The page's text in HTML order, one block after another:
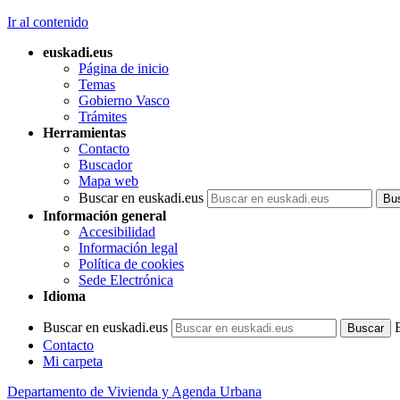
Ir al contenido
euskadi.eus
Página de inicio
Temas
Gobierno Vasco
Trámites
Herramientas
Contacto
Buscador
Mapa web
Buscar en euskadi.eus
Información general
Accesibilidad
Información legal
Política de cookies
Sede Electrónica
Idioma
Buscar en euskadi.eus
Contacto
Mi carpeta
Departamento de Vivienda y Agenda Urbana